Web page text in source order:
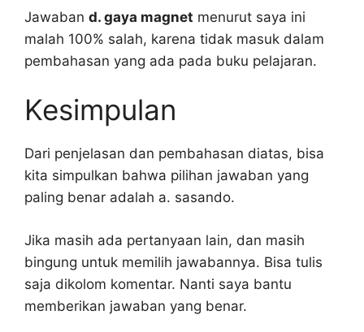
Jawaban d. gaya magnet menurut saya ini
malah 100% salah, karena tidak masuk dalam
pembahasan yang ada pada buku pelajaran.
Kesimpulan
Dari penjelasan dan pembahasan diatas, bisa
kita simpulkan bahwa pilihan jawaban yang
paling benar adalah a. sasando.
Jika masih ada pertanyaan lain, dan masih
bingung untuk memilih jawabannya. Bisa tulis
saja dikolom komentar. Nanti saya bantu
memberikan jawaban yang benar.